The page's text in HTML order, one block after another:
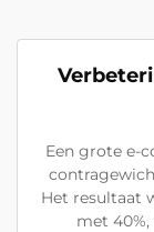
Een grote e-
Het resultaat
met